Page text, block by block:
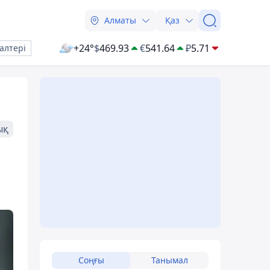
Алматы Қаз
+24°$469.93 €541.64 ₽5.71
Соңғы Танымал